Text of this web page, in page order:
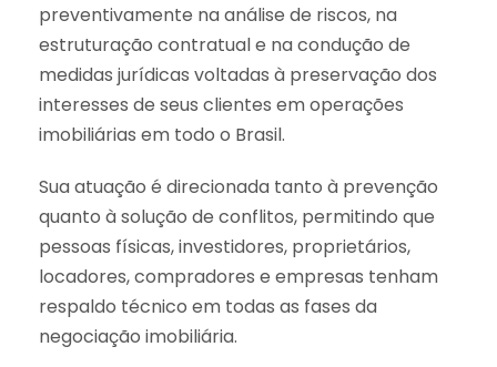
preventivamente na análise de riscos, na
estruturação contratual e na condução de
medidas jurídicas voltadas à preservação dos
interesses de seus clientes em operações
imobiliárias em todo o Brasil.
Sua atuação é direcionada tanto à prevenção
quanto à solução de conflitos, permitindo que
pessoas físicas, investidores, proprietários,
locadores, compradores e empresas tenham
respaldo técnico em todas as fases da
negociação imobiliária.